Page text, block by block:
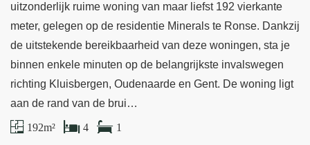
uitzonderlijk ruime woning van maar liefst 192 vierkante
meter, gelegen op de residentie Minerals te Ronse. Dankzij
de uitstekende bereikbaarheid van deze woningen, sta je
binnen enkele minuten op de belangrijkste invalswegen
richting Kluisbergen, Oudenaarde en Gent. De woning ligt
aan de rand van de brui…
192 m² 4 1